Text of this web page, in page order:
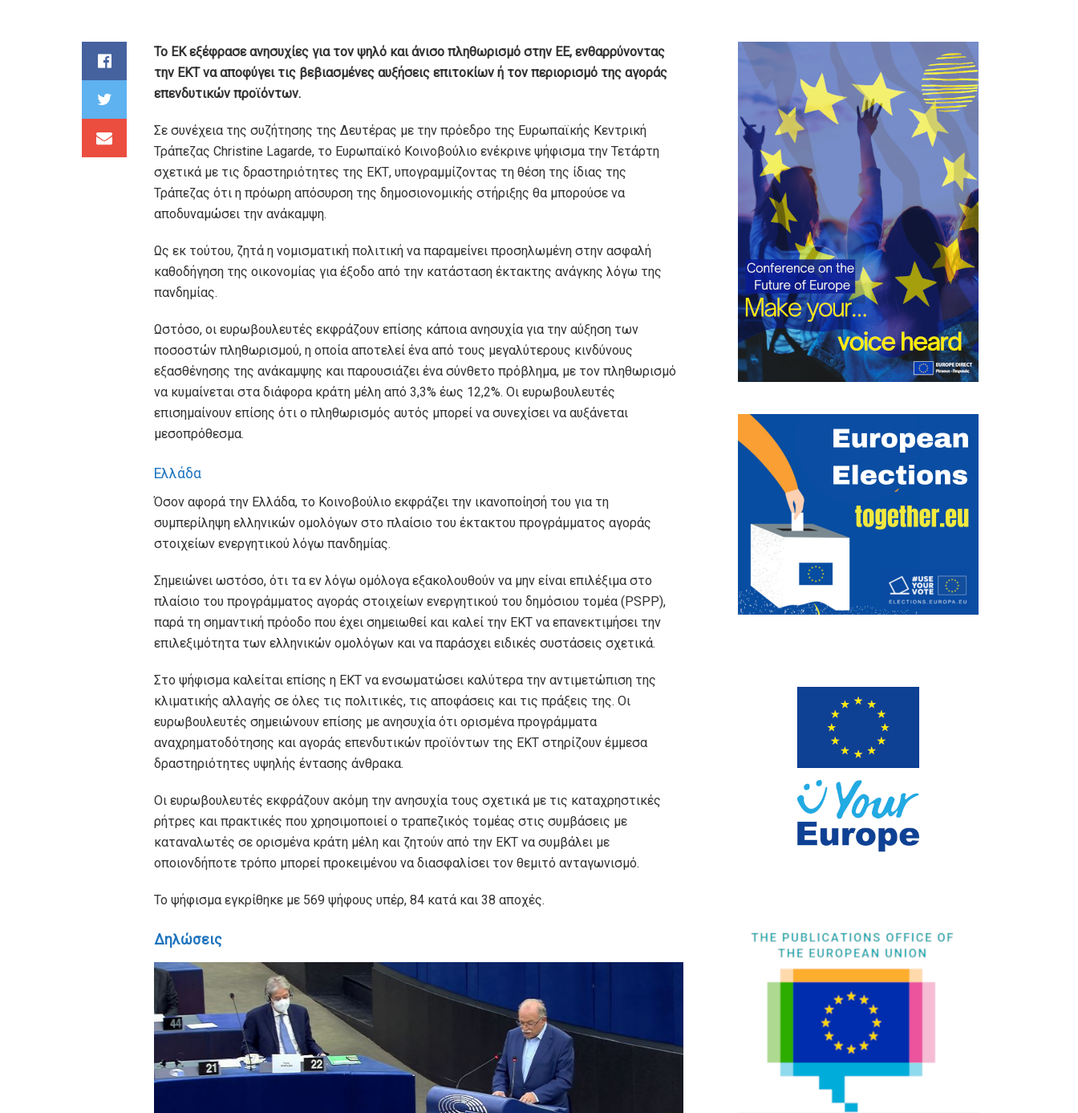
Το ΕΚ εξέφρασε ανησυχίες για τον ψηλό και άνισο πληθωρισμό στην ΕΕ, ενθαρρύνοντας
την ΕΚΤ να αποφύγει τις βεβιασμένες αυξήσεις επιτοκίων ή τον περιορισμό της αγοράς
επενδυτικών προϊόντων.
Σε συνέχεια της συζήτησης της Δευτέρας με την πρόεδρο της Ευρωπαϊκής Κεντρική
Τράπεζας Christine Lagarde, το Ευρωπαϊκό Κοινοβούλιο ενέκρινε ψήφισμα την Τετάρτη
σχετικά με τις δραστηριότητες της ΕΚΤ, υπογραμμίζοντας τη θέση της ίδιας της
Τράπεζας ότι η πρόωρη απόσυρση της δημοσιονομικής στήριξης θα μπορούσε να
αποδυναμώσει την ανάκαμψη.
Ως εκ τούτου, ζητά η νομισματική πολιτική να παραμείνει προσηλωμένη στην ασφαλή
καθοδήγηση της οικονομίας για έξοδο από την κατάσταση έκτακτης ανάγκης λόγω της
πανδημίας.
Ωστόσο, οι ευρωβουλευτές εκφράζουν επίσης κάποια ανησυχία για την αύξηση των
ποσοστών πληθωρισμού, η οποία αποτελεί ένα από τους μεγαλύτερους κινδύνους
εξασθένησης της ανάκαμψης και παρουσιάζει ένα σύνθετο πρόβλημα, με τον πληθωρισμό
να κυμαίνεται στα διάφορα κράτη μέλη από 3,3% έως 12,2%. Οι ευρωβουλευτές
επισημαίνουν επίσης ότι ο πληθωρισμός αυτός μπορεί να συνεχίσει να αυξάνεται
μεσοπρόθεσμα.
Ελλάδα
Όσον αφορά την Ελλάδα, το Κοινοβούλιο εκφράζει την ικανοποίησή του για τη
συμπερίληψη ελληνικών ομολόγων στο πλαίσιο του έκτακτου προγράμματος αγοράς
στοιχείων ενεργητικού λόγω πανδημίας.
Σημειώνει ωστόσο, ότι τα εν λόγω ομόλογα εξακολουθούν να μην είναι επιλέξιμα στο
πλαίσιο του προγράμματος αγοράς στοιχείων ενεργητικού του δημόσιου τομέα (PSPP),
παρά τη σημαντική πρόοδο που έχει σημειωθεί και καλεί την ΕΚΤ να επανεκτιμήσει την
επιλεξιμότητα των ελληνικών ομολόγων και να παράσχει ειδικές συστάσεις σχετικά.
Στο ψήφισμα καλείται επίσης η ΕΚΤ να ενσωματώσει καλύτερα την αντιμετώπιση της
κλιματικής αλλαγής σε όλες τις πολιτικές, τις αποφάσεις και τις πράξεις της. Οι
ευρωβουλευτές σημειώνουν επίσης με ανησυχία ότι ορισμένα προγράμματα
αναχρηματοδότησης και αγοράς επενδυτικών προϊόντων της ΕΚΤ στηρίζουν έμμεσα
δραστηριότητες υψηλής έντασης άνθρακα.
Οι ευρωβουλευτές εκφράζουν ακόμη την ανησυχία τους σχετικά με τις καταχρηστικές
ρήτρες και πρακτικές που χρησιμοποιεί ο τραπεζικός τομέας στις συμβάσεις με
καταναλωτές σε ορισμένα κράτη μέλη και ζητούν από την ΕΚΤ να συμβάλει με
οποιονδήποτε τρόπο μπορεί προκειμένου να διασφαλίσει τον θεμιτό ανταγωνισμό.
Το ψήφισμα εγκρίθηκε με 569 ψήφους υπέρ, 84 κατά και 38 αποχές.
Δηλώσεις